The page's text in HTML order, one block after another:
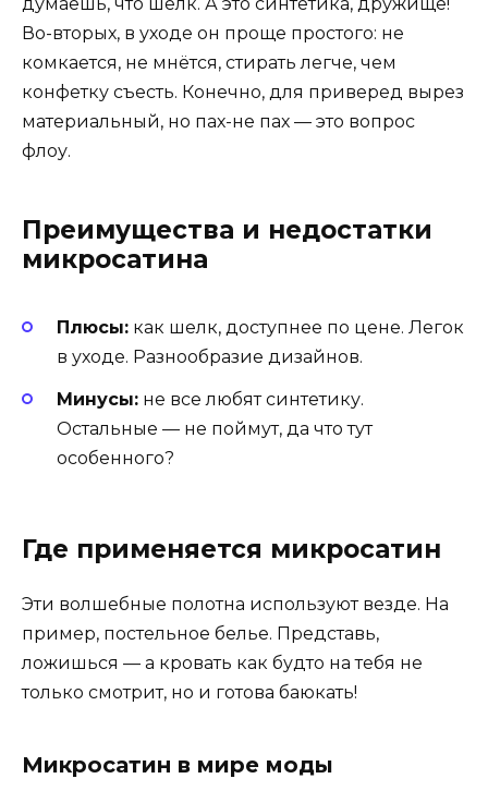
Во-вторых, в уходе он проще простого: не
комкается, не мнётся, стирать легче, чем
конфетку съесть. Конечно, для приверед вырез
материальный, но пах-не пах — это вопрос
флоу.
Преимущества и недостатки
микросатина
Плюсы: как шелк, доступнее по цене. Легок
в уходе. Разнообразие дизайнов.
Минусы: не все любят синтетику.
Остальные — не поймут, да что тут
особенного?
Где применяется микросатин
Эти волшебные полотна используют везде. На
пример, постельное белье. Представь,
ложишься — а кровать как будто на тебя не
только смотрит, но и готова баюкать!
Микросатин в мире моды